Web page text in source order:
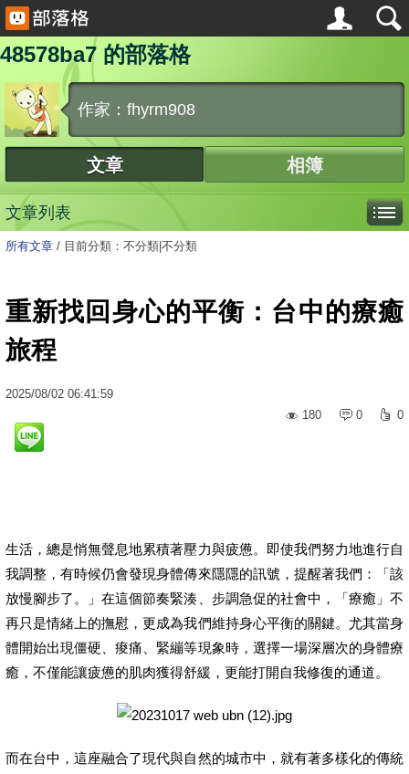
48578ba7 的部落格
作家：fhyrm908
文章 相簿
文章列表
所有文章 / 目前分類：不分類|不分類
重新找回身心的平衡：台中的療癒
旅程
2025/08/02 06:41:59
180
0 0
生活，總是悄無聲息地累積著壓力與疲憊。即使我們努力地進行自
我調整，有時候仍會發現身體傳來隱隱的訊號，提醒著我們：「該
放慢腳步了。」在這個節奏緊湊、步調急促的社會中，「療癒」不
再只是情緒上的撫慰，更成為我們維持身心平衡的關鍵。尤其當身
體開始出現僵硬、痠痛、緊繃等現象時，選擇一場深層次的身體療
癒，不僅能讓疲憊的肌肉獲得舒緩，更能打開自我修復的通道。
而在台中，這座融合了現代與自然的城市中，就有著多樣化的傳統